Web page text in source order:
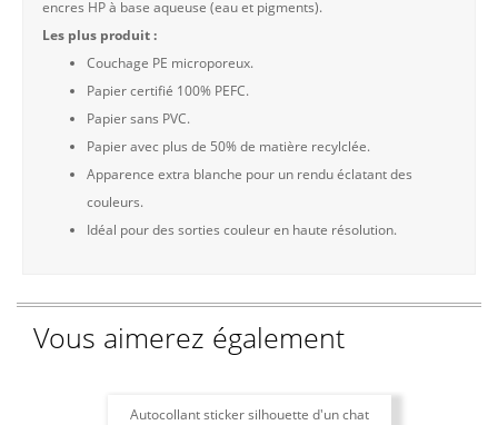
encres HP à base aqueuse (eau et pigments).
Les plus produit :
Couchage PE microporeux.
Papier certifié 100% PEFC.
Papier sans PVC.
Papier avec plus de 50% de matière recylclée.
Apparence extra blanche pour un rendu éclatant des
couleurs.
Idéal pour des sorties couleur en haute résolution.
Vous aimerez également
Autocollant sticker silhouette d'un chat